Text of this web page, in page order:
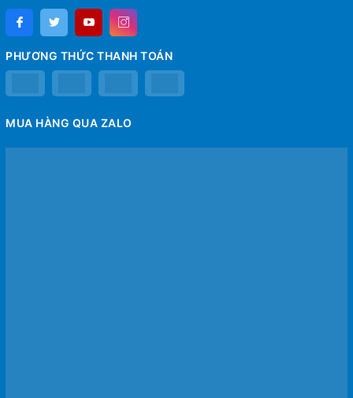
PHƯƠNG THỨC THANH TOÁN
MUA HÀNG QUA ZALO